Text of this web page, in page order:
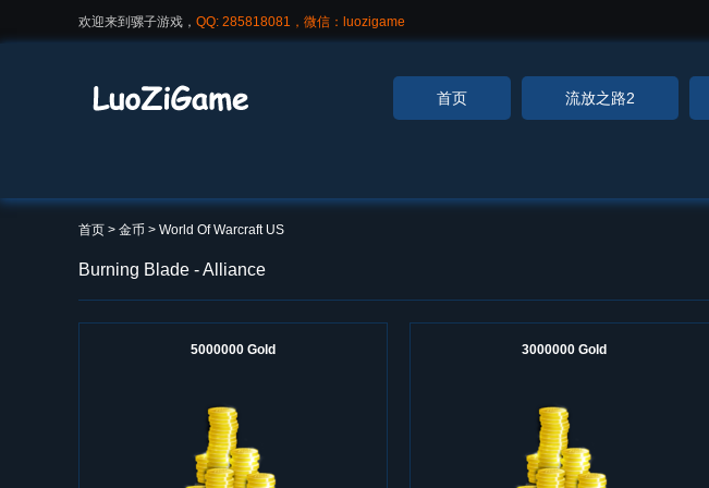
欢迎来到骡子游戏， QQ: 285818081，微信：luozigame
首页 流放之路2
首页 > 金币 > World Of Warcraft US
Burning Blade - Alliance
5000000 Gold 3000000 Gold